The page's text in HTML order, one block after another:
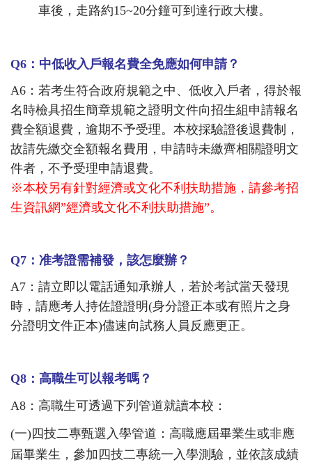
車後，走路約15~20分鐘可到達行政大樓。
Q6 ：中低收入戶報名費全免應如何申請？
A6 ：若考生符合政府規範之中、低收入戶者，得於報
名時檢具招生簡章規範之證明文件向招生組申請報名
費全額退費，逾期不予受理。本校採驗證後退費制，
故請先繳交全額報名費用，申請時未繳齊相關證明文
件者，不予受理申請退費。
※本校另有針對經濟或文化不利扶助措施，請參考招
生資訊網”經濟或文化不利扶助措施”。
Q7 ：准考證需補發，該怎麼辦？
A7 ：請立即以電話通知承辦人，若於考試當天發現
時，請應考人持佐證證明(身分證正本或有照片之身
分證明文件正本)儘速向試務人員反應更正。
Q8 ：高職生可以報考嗎？
A8 ：高職生可透過下列管道就讀本校：
(一)四技二專甄選入學管道：高職應屆畢業生或非應
屆畢業生，參加四技二專統一入學測驗，並依該成績